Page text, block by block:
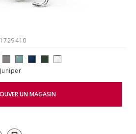
Juniper
UN MAGASIN